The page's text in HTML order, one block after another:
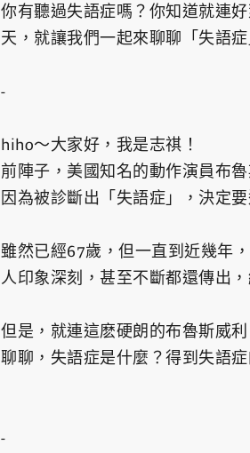
你有聽過失語症嗎？你知道就連
天，就讓我們一起來聊聊「失語症
-
hiho～大家好，我是志祺！
前陣子，美國知名的動作演員布
因為被診斷出「失語症」，決定
雖然已經67歲，但一直到近幾年
人印象深刻，甚至不斷都還傳出
但是，就連這麽硬朗的布魯斯威
聊聊，失語症是什麼？得到失語
-